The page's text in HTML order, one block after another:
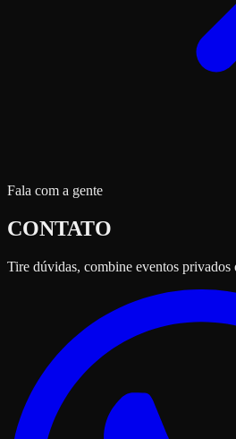
Fala com a gente
CONTATO
Tire dúvidas, combine eventos privados